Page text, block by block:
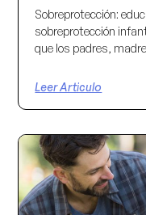
Sobreprotección:
sobreprotección
que los padres,
Leer Articulo